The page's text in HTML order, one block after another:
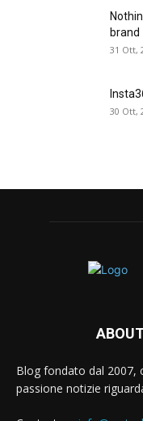
brand
31 Ott,
30 Ott,
Blog fondato dal 2007,
passione notizie